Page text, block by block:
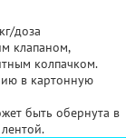
доза
клапаном,
колпачком.
в картонную
быть обернута в